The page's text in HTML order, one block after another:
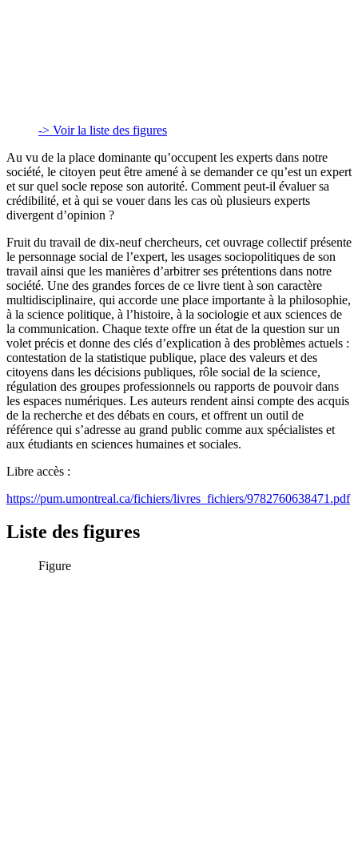
-> Voir la liste des figures
Au vu de la place dominante qu’occupent les experts dans notre
société, le citoyen peut être amené à se demander ce qu’est un expert
et sur quel socle repose son autorité. Comment peut-il évaluer sa
crédibilité, et à qui se vouer dans les cas où plusieurs experts
divergent d’opinion ?
Fruit du travail de dix-neuf chercheurs, cet ouvrage collectif présente
le personnage social de l’expert, les usages sociopolitiques de son
travail ainsi que les manières d’arbitrer ses prétentions dans notre
société. Une des grandes forces de ce livre tient à son caractère
multidisciplinaire, qui accorde une place importante à la philosophie,
à la science politique, à l’histoire, à la sociologie et aux sciences de
la communication. Chaque texte offre un état de la question sur un
volet précis et donne des clés d’explication à des problèmes actuels :
contestation de la statistique publique, place des valeurs et des
citoyens dans les décisions publiques, rôle social de la science,
régulation des groupes professionnels ou rapports de pouvoir dans
les espaces numériques. Les auteurs rendent ainsi compte des acquis
de la recherche et des débats en cours, et offrent un outil de
référence qui s’adresse au grand public comme aux spécialistes et
aux étudiants en sciences humaines et sociales.
Libre accès :
https://pum.umontreal.ca/fichiers/livres_fichiers/9782760638471.pdf
Liste des figures
Figure